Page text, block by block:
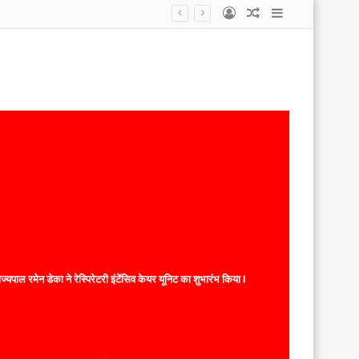
Sidebar
Random
Log
रमेन डेका ने रेस्पिरेटरी इंटेंसिव केयर यूनिट का शुभारंभ किया l